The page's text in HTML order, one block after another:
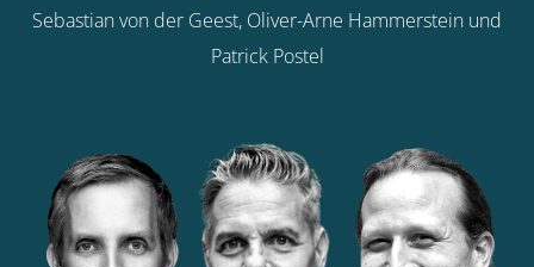
Sebastian von der Geest, Oliver-Arne Hammerstein und
Patrick Postel